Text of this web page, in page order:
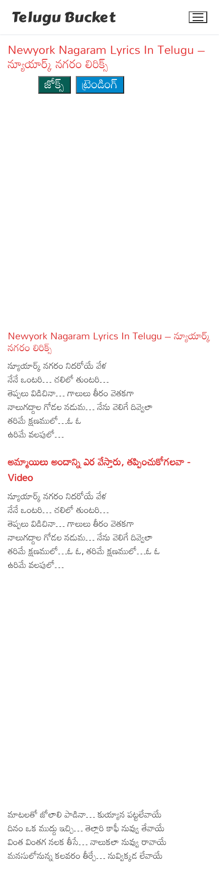
Telugu Bucket
Articles
Facts
Devotional
Christianity
Hinduism
Hindi
Lyrics in Hindi – Devotional Songs
Lyrics in Hindi – Movie Songs
Tamil
Lyrics in Tamil – Devotional Songs
Lyrics in Tamil – Movie Songs
Lyrics in Kannada – Movie Songs
Newyork Nagaram Lyrics In Telugu –
న్యూయార్క్ నగరం లిరిక్స్
జోక్స్
ట్రెండింగ్
Newyork Nagaram Lyrics In Telugu – న్యూయార్క్
నగరం లిరిక్స్
న్యూయార్క్ నగరం నిదరోయే వేళ
నేనే ఒంటరి… చలిలో తుంటరి…
తెప్పలు విడిచినా… గాలులు తీరం వెతకగా
నాలుగద్దాల గోడల నడుమ… నేను వెలిగే దివ్వెలా
తరిమే క్షణములో…ఓ ఓ
ఉరిమే వలపులో…
అమ్మాయిలు అందాన్ని ఎర వేస్తారు, తప్పించుకోగలవా -
Video
న్యూయార్క్ నగరం నిదరోయే వేళ
నేనే ఒంటరి… చలిలో తుంటరి…
తెప్పలు విడిచినా… గాలులు తీరం వెతకగా
నాలుగద్దాల గోడల నడుమ… నేను వెలిగే దివ్వెలా
తరిమే క్షణములో…ఓ ఓ, తరిమే క్షణములో…ఓ ఓ
ఉరిమే వలపులో…
మాటలతో జోలాలి పాడినా… కుయ్యాన పట్టలేవాయే
దినం ఒక ముద్దు ఇచ్చి… తెల్లారి కాఫీ నువ్వు తేవాయే
వింత వింతగ నలక తీసే… నాలుకలా నువ్వు రావాయే
మనసులోనున్న కలవరం తీర్చే… నువ్విక్కడ లేవాయే